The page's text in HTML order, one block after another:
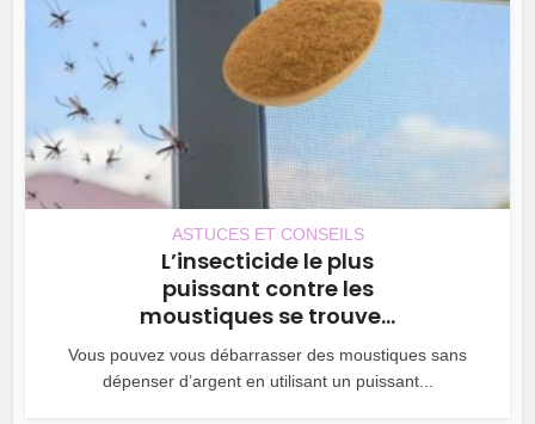
ASTUCES ET CONSEILS
L’insecticide le plus
puissant contre les
moustiques se trouve...
Vous pouvez vous débarrasser des moustiques sans
dépenser d’argent en utilisant un puissant...